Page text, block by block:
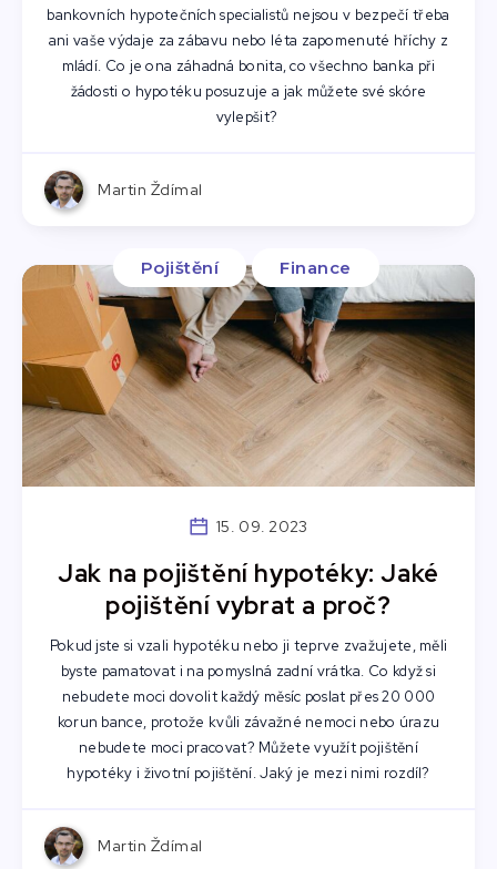
bankovních hypotečních specialistů nejsou v bezpečí třeba
ani vaše výdaje za zábavu nebo léta zapomenuté hříchy z
mládí. Co je ona záhadná bonita, co všechno banka při
žádosti o hypotéku posuzuje a jak můžete své skóre
vylepšit?
Martin Ždímal
Pojištění Finance
15. 09. 2023
Jak na pojištění hypotéky: Jaké
pojištění vybrat a proč?
Pokud jste si vzali hypotéku nebo ji teprve zvažujete, měli
byste pamatovat i na pomyslná zadní vrátka. Co když si
nebudete moci dovolit každý měsíc poslat přes 20 000
korun bance, protože kvůli závažné nemoci nebo úrazu
nebudete moci pracovat? Můžete využít pojištění
hypotéky i životní pojištění. Jaký je mezi nimi rozdíl?
Martin Ždímal